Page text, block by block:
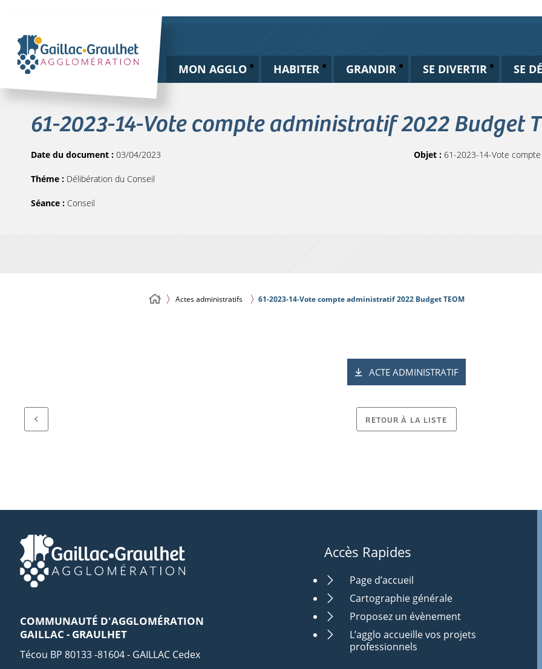
MON AGGLO HABITER GRANDIR SE DIVERTIR SE
61-2023-14-Vote compte administratif 2022 Budget
Date du document : 03/04/2023
Théme : Délibération du Conseil
Séance : Conseil
Objet : 61-2023-14-Vote
Actes administratifs 61-2023-14-Vote compte administratif 2022 Budget TEOM
ACTE ADMINISTRATIF
RETOUR À LA LISTE
COMMUNAUTÉ D'AGGLOMÉRATION
GAILLAC - GRAULHET
Técou BP 80133 -81604 - GAILLAC Cedex
Accès Rapides
Page d’accueil
Cartographie générale
Proposez un évènement
L’agglo accueille vos projets
professionnels